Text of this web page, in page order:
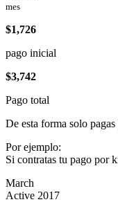
mes
$1,726
pago inicial
$3,742
Pago total
De esta forma solo
Por ejemplo:
Si contratas tu pago por
March
Active 2017